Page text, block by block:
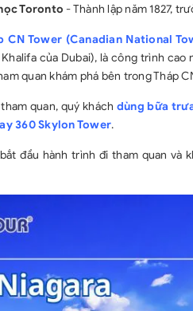
Toronto - Thành lập năm 1827,
CN Tower (Canadian National
của Dubai), là công trình
quan khám phá bên trong Tháp
quan, quý khách dùng bữa
360 Skylon Tower.
đầu hành trình đi tham quan và